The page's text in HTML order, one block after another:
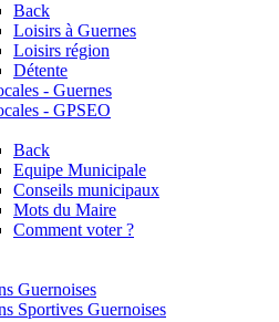
Back
Loisirs à Guernes
Loisirs région
Détente
- Guernes
- GPSEO
Back
Equipe Municipale
Conseils municipaux
Mots du Maire
Comment voter ?
Guernoises
Sportives Guernoises